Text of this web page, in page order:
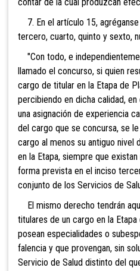
7. En el artículo 15,
tercero, cuarto, quinto y sexto,
"Con todo, e
llamado el concurso, si quien
cargo de titular en la Etapa de
percibiendo en dicha calidad,
una asignación de experiencia
del cargo que se concursa, se
cargo al menos su antiguo nivel
en la Etapa, siempre que
forma prevista en el inciso
conjunto de los Servicios de
El mismo derecho tendrán
titulares de un cargo en la
posean especialidades o
falencia y que provengan, sin
Servicio de Salud distinto del